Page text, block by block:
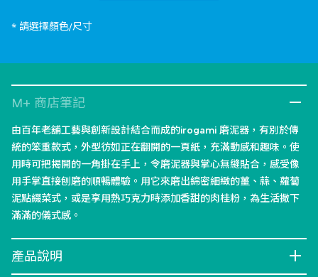
* 請選擇顏色/尺寸
M+ 商店筆記
由百年老舖工藝與創新設計結合而成的irogami 磨泥器，有別於傳
統的笨重款式，外型彷如正在翻開的一頁紙，充滿動感和趣味。使
用時可把揭開的一角掛在手上，令磨泥器與掌心無縫貼合，感受像
用手掌直接刨磨的順暢體驗。用它來磨出綿密細緻的薑、蒜、蘿蔔
泥點綴菜式，或是享用熱巧克力時添加香甜的肉桂粉，為生活撒下
滿滿的儀式感。
產品說明